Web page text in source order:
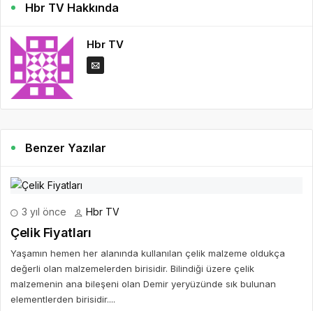
Hbr TV Hakkında
Hbr TV
Benzer Yazılar
3 yıl önce Hbr TV
Çelik Fiyatları
Yaşamın hemen her alanında kullanılan çelik malzeme oldukça
değerli olan malzemelerden birisidir. Bilindiği üzere çelik
malzemenin ana bileşeni olan Demir yeryüzünde sık bulunan
elementlerden birisidir....